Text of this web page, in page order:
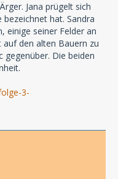
Jana prügelt sich
hat. Sandra
einige seiner Felder an
den alten Bauern zu
Die beiden
3-